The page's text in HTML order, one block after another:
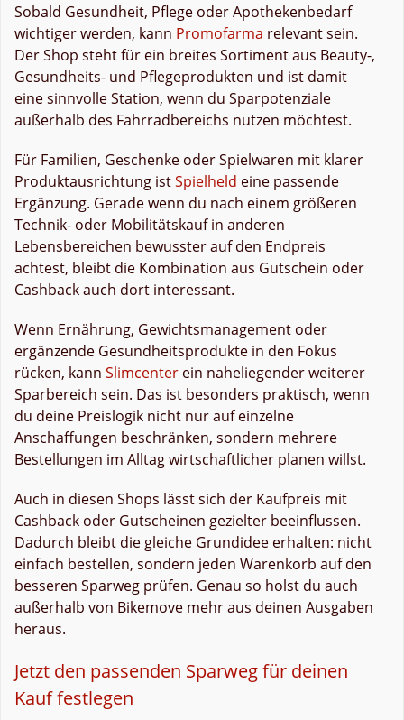
Sobald Gesundheit, Pflege oder Apothekenbedarf
wichtiger werden, kann Promofarma relevant sein.
Der Shop steht für ein breites Sortiment aus Beauty-,
Gesundheits- und Pflegeprodukten und ist damit
eine sinnvolle Station, wenn du Sparpotenziale
außerhalb des Fahrradbereichs nutzen möchtest.
Für Familien, Geschenke oder Spielwaren mit klarer
Produktausrichtung istSpielheld eine passende
Ergänzung. Gerade wenn du nach einem größeren
Technik- oder Mobilitätskauf in anderen
Lebensbereichen bewusster auf den Endpreis
achtest, bleibt die Kombination aus Gutschein oder
Cashback auch dort interessant.
Wenn Ernährung, Gewichtsmanagement oder
ergänzende Gesundheitsprodukte in den Fokus
rücken, kann Slimcenter ein naheliegender weiterer
Sparbereich sein. Das ist besonders praktisch, wenn
du deine Preislogik nicht nur auf einzelne
Anschaffungen beschränken, sondern mehrere
Bestellungen im Alltag wirtschaftlicher planen willst.
Auch in diesen Shops lässt sich der Kaufpreis mit
Cashback oder Gutscheinen gezielter beeinflussen.
Dadurch bleibt die gleiche Grundidee erhalten: nicht
einfach bestellen, sondern jeden Warenkorb auf den
besseren Sparweg prüfen. Genau so holst du auch
außerhalb von Bikemove mehr aus deinen Ausgaben
heraus.
Jetzt den passenden Sparweg für deinen
Kauf festlegen